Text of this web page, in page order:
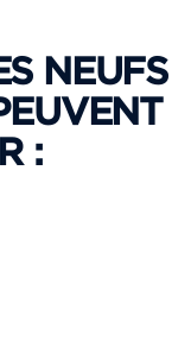
NEUFS
: